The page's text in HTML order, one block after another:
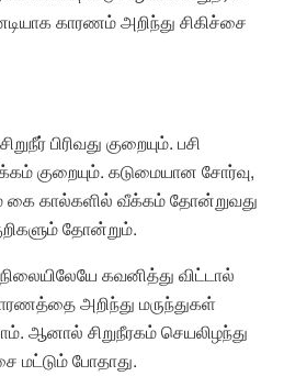
காரணம் அறிந்து சிகிச்சை
பிரிவது குறையும். பசி
குறையும். கடுமையான சோர்வு,
கை கால்களில் வீக்கம் தோன்றுவது
தோன்றும்.
கவனித்து விட்டால்
அறிந்து மருந்துகள்
ஆனால் சிறுநீரகம் செயலிழந்து
மட்டும் போதாது.